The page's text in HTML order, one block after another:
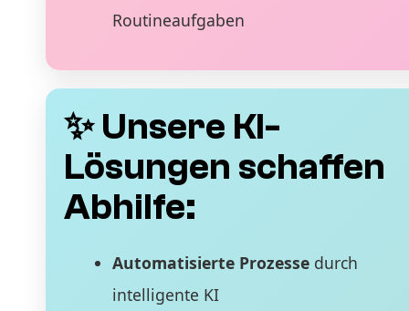
Routineaufgaben
✨ Unsere KI-
Lösungen schaffen
Abhilfe:
Automatisierte Prozessedurch
intelligente KI